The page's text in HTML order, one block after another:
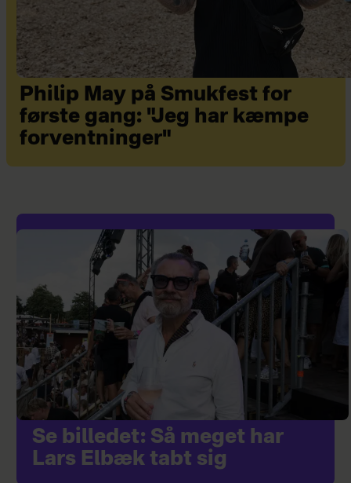
Philip May på Smukfest for
første gang: "Jeg har kæmpe
forventninger"
Se billedet: Så meget har
Lars Elbæk tabt sig